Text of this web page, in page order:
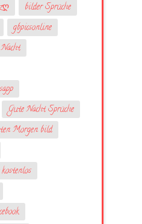
bilder Sprüche
gbpicsonline
Gute Nacht Sprüche
Morgen bild